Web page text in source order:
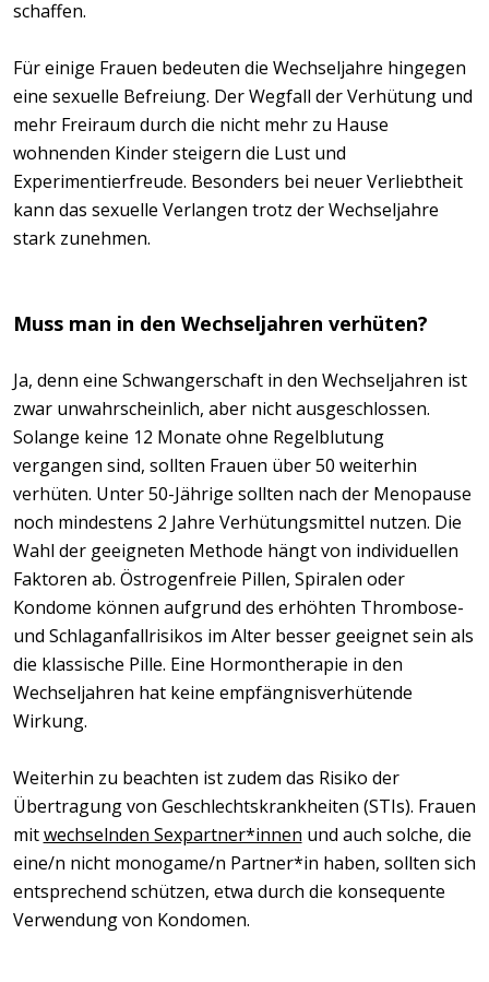
schaffen.
Für einige Frauen bedeuten die Wechseljahre hingegen
eine sexuelle Befreiung. Der Wegfall der Verhütung und
mehr Freiraum durch die nicht mehr zu Hause
wohnenden Kinder steigern die Lust und
Experimentierfreude. Besonders bei neuer Verliebtheit
kann das sexuelle Verlangen trotz der Wechseljahre
stark zunehmen.
Muss man in den Wechseljahren verhüten?
Ja, denn eine Schwangerschaft in den Wechseljahren ist
zwar unwahrscheinlich, aber nicht ausgeschlossen.
Solange keine 12 Monate ohne Regelblutung
vergangen sind, sollten Frauen über 50 weiterhin
verhüten. Unter 50-Jährige sollten nach der Menopause
noch mindestens 2 Jahre Verhütungsmittel nutzen. Die
Wahl der geeigneten Methode hängt von individuellen
Faktoren ab. Östrogenfreie Pillen, Spiralen oder
Kondome können aufgrund des erhöhten Thrombose-
und Schlaganfallrisikos im Alter besser geeignet sein als
die klassische Pille. Eine Hormontherapie in den
Wechseljahren hat keine empfängnisverhütende
Wirkung.
Weiterhin zu beachten ist zudem das Risiko der
Übertragung von Geschlechtskrankheiten (STIs). Frauen
mitwechselnden Sexpartner*innen und auch solche, die
eine/n nicht monogame/n Partner*in haben, sollten sich
entsprechend schützen, etwa durch die konsequente
Verwendung von Kondomen.